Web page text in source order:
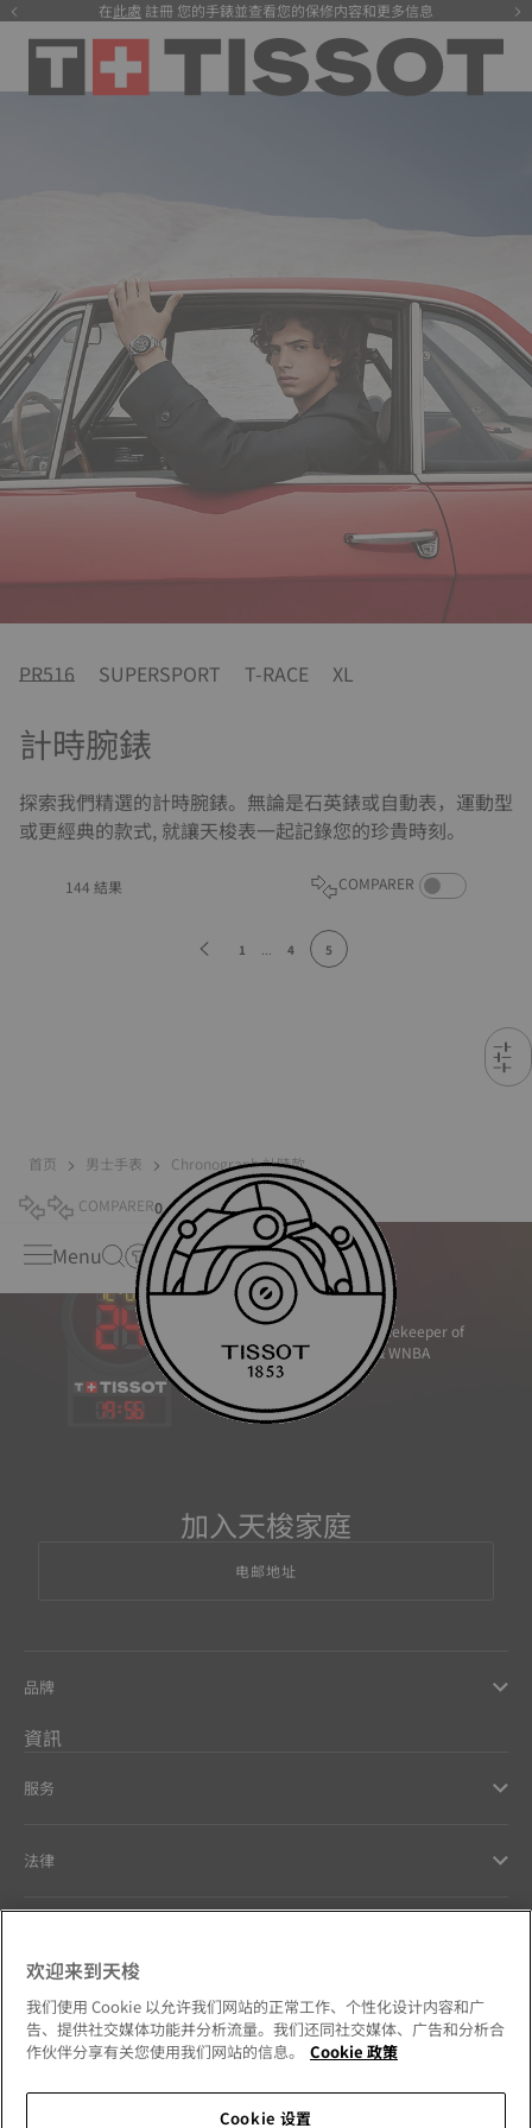
在此處 註冊 您的手錶並查看您的保修内容和更多信息
注册
PR516 SUPERSPORT T-RACE XL
計時腕錶
探索我們精選的計時腕錶。無論是石英錶或自動表，運動型
或更經典的款式, 就讓天梭表一起記錄您的珍貴時刻。
144 結果 COMPARER COMPARE
1 4 5
首页 男士手表 Chronograph 計時款
COMPARER0
Menu
19:56
Official Timekeeper of
the NBA & WNBA
加入天梭家庭
电邮地址
品牌
資訊
服务
法律
Our commitments
欢迎来到天梭
我们使用 Cookie 以允许我们网站的正常工作、个性化设计内容和广
告、提供社交媒体功能并分析流量。我们还同社交媒体、广告和分析合
作伙伴分享有关您使用我们网站的信息。
Cookie 政策
Cookie 设置